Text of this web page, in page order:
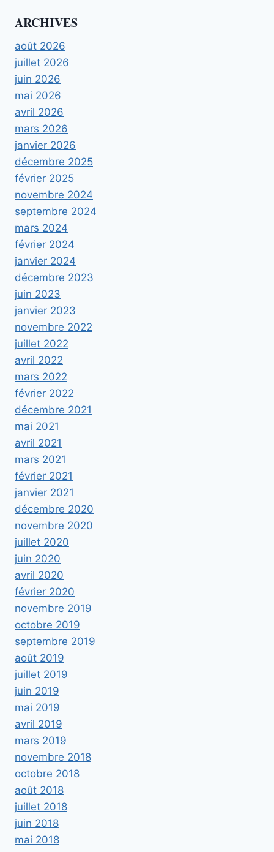
ARCHIVES
août 2026
juillet 2026
juin 2026
mai 2026
avril 2026
mars 2026
janvier 2026
décembre 2025
février 2025
novembre 2024
septembre 2024
mars 2024
février 2024
janvier 2024
décembre 2023
juin 2023
janvier 2023
novembre 2022
juillet 2022
avril 2022
mars 2022
février 2022
décembre 2021
mai 2021
avril 2021
mars 2021
février 2021
janvier 2021
décembre 2020
novembre 2020
juillet 2020
juin 2020
avril 2020
février 2020
novembre 2019
octobre 2019
septembre 2019
août 2019
juillet 2019
juin 2019
mai 2019
avril 2019
mars 2019
novembre 2018
octobre 2018
août 2018
juillet 2018
juin 2018
mai 2018